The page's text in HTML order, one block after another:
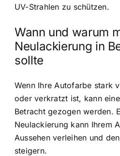
UV-Strahlen zu schützen.
Wann und warum
Neulackierung in
sollte
Wenn Ihre Autofarbe stark
oder verkratzt ist, kann
Betracht gezogen werden.
Neulackierung kann Ihrem
Aussehen verleihen und
steigern.